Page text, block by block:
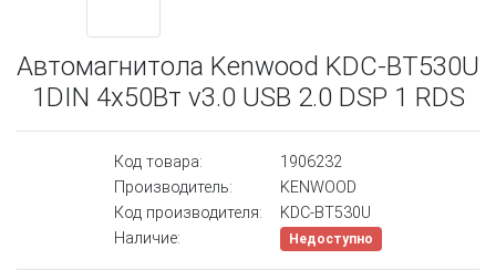
Автомагнитола Kenwood KDC-BT530U
1DIN 4x50Вт v3.0 USB 2.0 DSP 1 RDS
Код товара:
1906232
Производитель:
KENWOOD
Код производителя:
KDC-BT530U
Наличие:
Недоступно